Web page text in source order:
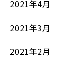
2021年4月
2021年3月
2021年2月